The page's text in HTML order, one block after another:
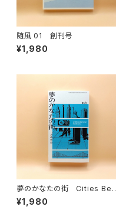
随風 01 創刊号
¥1,980
夢のかなたの街 Cities Bey
ond Fictions
¥1,980